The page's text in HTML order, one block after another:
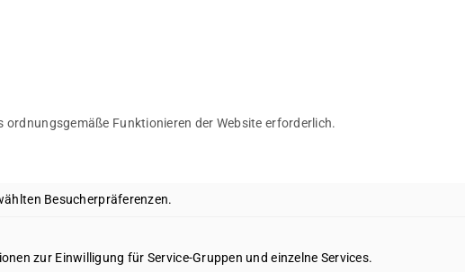
Funktionieren der Website erforderlich.
Besucherpräferenzen.
zur Einwilligung für Service-Gruppen und einzelne Services.